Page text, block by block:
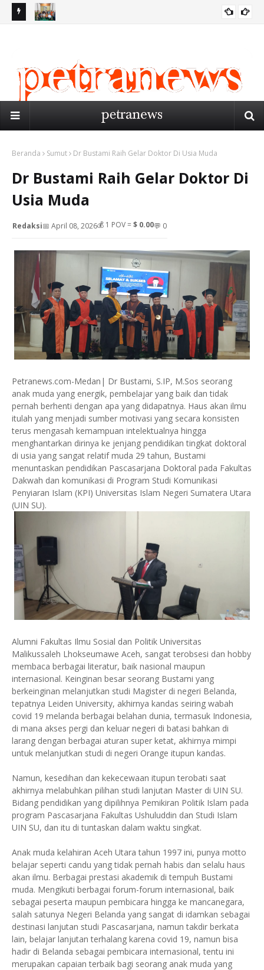
Beranda Sumut Dr Bustami Raih Gelar Doktor Di Usia Muda
Dr Bustami Raih Gelar Doktor Di
Usia Muda
Redaksi📅 April 08, 2026💰 1 POV = $ 0.00💬 0
Petranews.com-Medan| Dr Bustami, S.IP, M.Sos seorang
anak muda yang energik, pembelajar yang baik dan tidak
pernah berhenti dengan apa yang didapatnya. Haus akan ilmu
itulah yang menjadi sumber motivasi yang secara konsisten
terus mengasah kemampuan intelektualnya hingga
menghantarkan dirinya ke jenjang pendidikan tingkat doktoral
di usia yang sangat relatif muda 29 tahun, Bustami
menuntaskan pendidikan Pascasarjana Doktoral pada Fakultas
Dakwah dan komunikasi di Program Studi Komunikasi
Penyiaran Islam (KPI) Universitas Islam Negeri Sumatera Utara
(UIN SU).
Alumni Fakultas Ilmu Sosial dan Politik Universitas
Malikussaleh Lhokseumawe Aceh, sangat terobsesi dan hobby
membaca berbagai literatur, baik nasional maupun
internasional. Keinginan besar seorang Bustami yang
berkeinginan melanjutkan studi Magister di negeri Belanda,
tepatnya Leiden University, akhirnya kandas seiring wabah
covid 19 melanda berbagai belahan dunia, termasuk Indonesia,
di mana akses pergi dan keluar negeri di batasi bahkan di
larang dengan berbagai aturan super ketat, akhirnya mimpi
untuk melanjutkan studi di negeri Orange itupun kandas.
Namun, kesedihan dan kekecewaan itupun terobati saat
akhirnya melabuhkan pilihan studi lanjutan Master di UIN SU.
Bidang pendidikan yang dipilihnya Pemikiran Politik Islam pada
program Pascasarjana Fakultas Ushuluddin dan Studi Islam
UIN SU, dan itu di tuntaskan dalam waktu singkat.
Anak muda kelahiran Aceh Utara tahun 1997 ini, punya motto
belajar seperti candu yang tidak pernah habis dan selalu haus
akan ilmu. Berbagai prestasi akademik di tempuh Bustami
muda. Mengikuti berbagai forum-forum internasional, baik
sebagai peserta maupun pembicara hingga ke mancanegara,
salah satunya Negeri Belanda yang sangat di idamkan sebagai
destinasi lanjutan studi Pascasarjana, namun takdir berkata
lain, belajar lanjutan terhalang karena covid 19, namun bisa
hadir di Belanda sebagai pembicara internasional, tentu ini
merupakan capaian terbaik bagi seorang anak muda yang